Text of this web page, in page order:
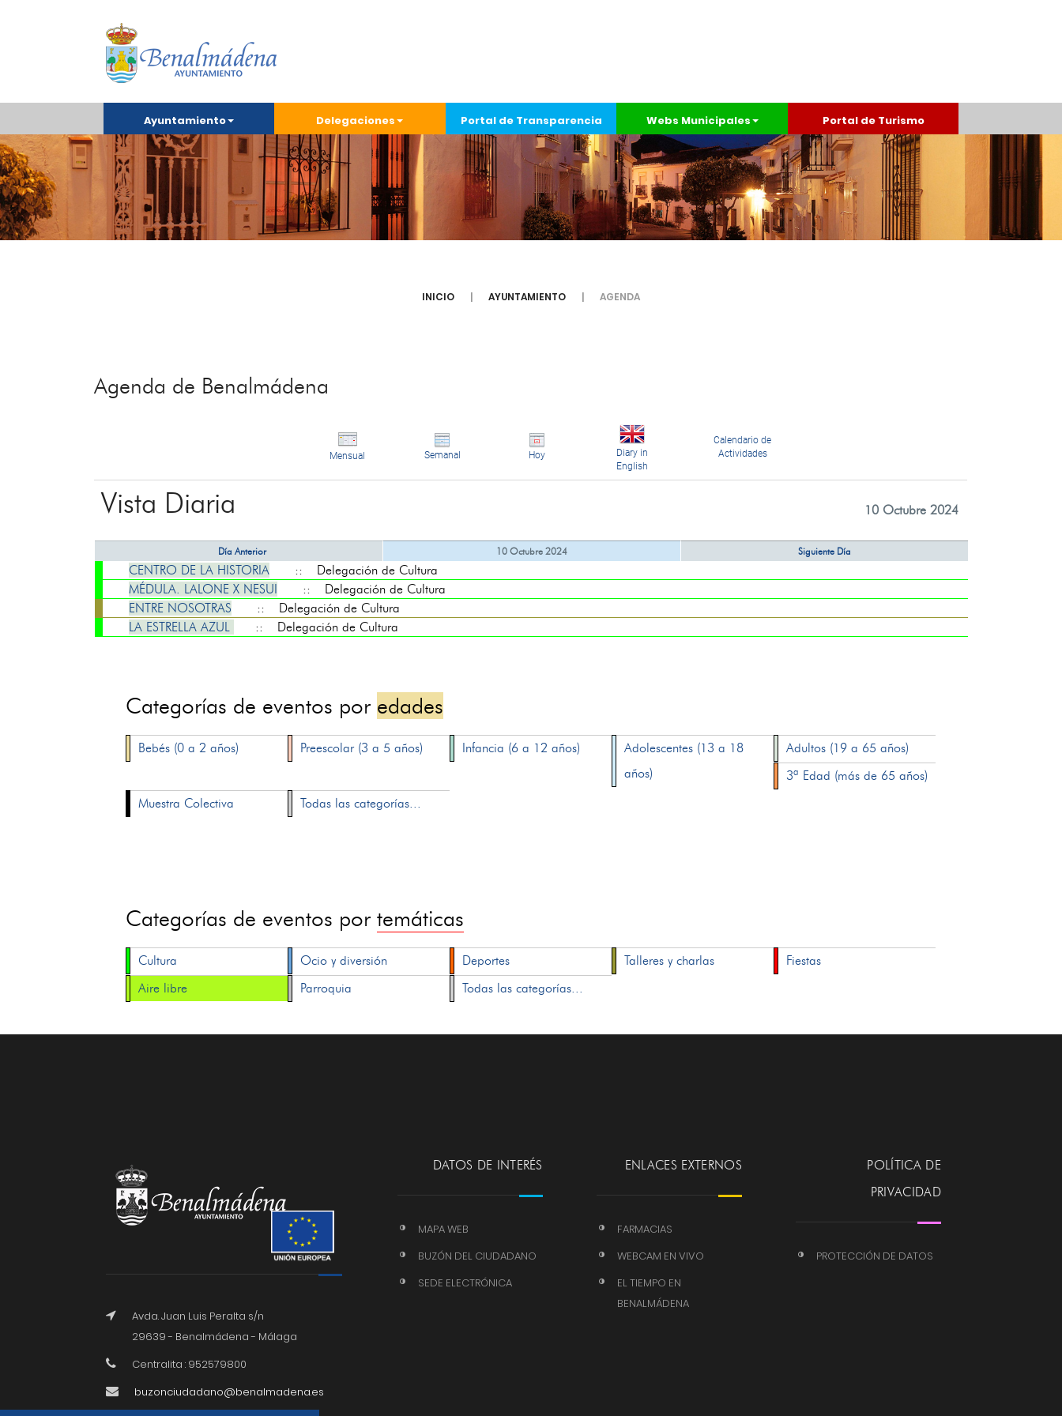
Ayuntamiento Delegaciones Portal de Transparencia Webs Municipales Portal de Turismo
INICIO AYUNTAMIENTO AGENDA
Agenda de Benalmádena
Mensual Semanal Hoy
Diary in
English
Calendario de
Actividades
Vista Diaria 10 Octubre 2024
Día Anterior 10 Octubre 2024 Siguiente Día
CENTRO DE LA HISTORIA
:: Delegación de Cultura
MÉDULA. LALONE X NESUI
:: Delegación de Cultura
ENTRE NOSOTRAS
:: Delegación de Cultura
LA ESTRELLA AZUL
:: Delegación de Cultura
Categorías de eventos por edades
Bebés (0 a 2 años) Preescolar (3 a 5 años) Infancia (6 a 12 años)
Adolescentes (13 a 18
años)
Adultos (19 a 65 años)
3ª Edad (más de 65 años)
Muestra Colectiva
Todas las categorías...
Categorías de eventos portemáticas
Cultura Ocio y diversión Deportes Talleres y charlas
Fiestas
Aire libre
Parroquia Todas las categorías...
Avda. Juan Luis Peralta s/n
29639 - Benalmádena - Málaga
Centralita : 952579800
buzonciudadano@benalmadena.es
DATOS DE INTERÉS
MAPA WEB
BUZÓN DEL CIUDADANO
SEDE ELECTRÓNICA
ENLACES EXTERNOS
FARMACIAS
WEBCAM EN VIVO
EL TIEMPO EN
BENALMÁDENA
POLÍTICA DE
PRIVACIDAD
PROTECCIÓN DE DATOS